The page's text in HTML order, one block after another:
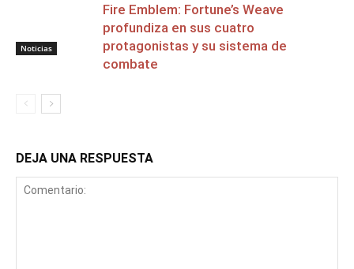
Noticias
Fire Emblem: Fortune’s Weave
profundiza en sus cuatro
protagonistas y su sistema de
combate
DEJA UNA RESPUESTA